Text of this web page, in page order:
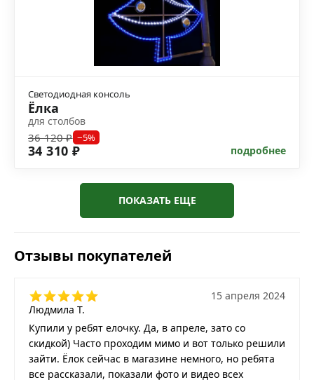
Светодиодная консоль
Ёлка
для столбов
36 120 ₽ −5%
34 310 ₽ подробнее
ПОКАЗАТЬ ЕЩЕ
Отзывы покупателей
Людмила Т.
15 апреля 2024
Купили у ребят елочку. Да, в апреле, зато со
скидкой) Часто проходим мимо и вот только решили
зайти. Ёлок сейчас в магазине немного, но ребята
все рассказали, показали фото и видео всех